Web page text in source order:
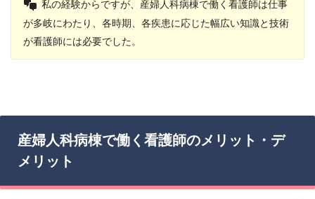
私の経験からですが、産婦人科病棟で働く看護師は仕事
が多岐にわたり、各時期、各疾患に応じた幅広い知識と技術
が看護師には必要でした。
産婦人科病棟で働く看護師のメリット・デ
メリット